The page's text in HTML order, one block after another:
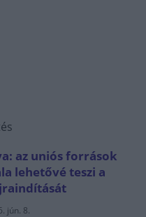
az uniós források
lehetővé teszi a
jún. 8.